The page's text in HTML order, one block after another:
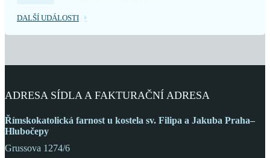
DALŠÍ UDÁLOSTI
ADRESA SÍDLA A FAKTURAČNÍ ADRESA
Římskokatolická farnost u kostela sv. Filipa a Jakuba Praha–
Hlubočepy
Grussova 1274/6